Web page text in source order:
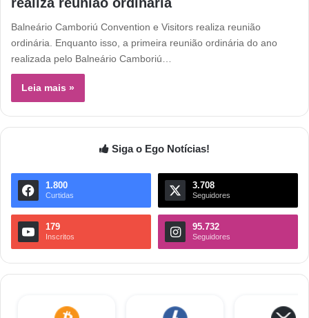
Balneário Camboriú Convention e Visitors realiza reunião
ordinária. Enquanto isso, a primeira reunião ordinária do ano
realizada pelo Balneário Camboriú…
Leia mais »
Siga o Ego Notícias!
1.800
Curtidas
3.708
Seguidores
179
Inscritos
95.732
Seguidores